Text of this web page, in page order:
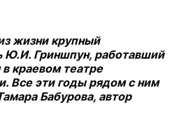
жизни крупный
Ю.И. Гриншпун, работавший
краевом театре
Все эти годы рядом с ним
Бабурова, автор